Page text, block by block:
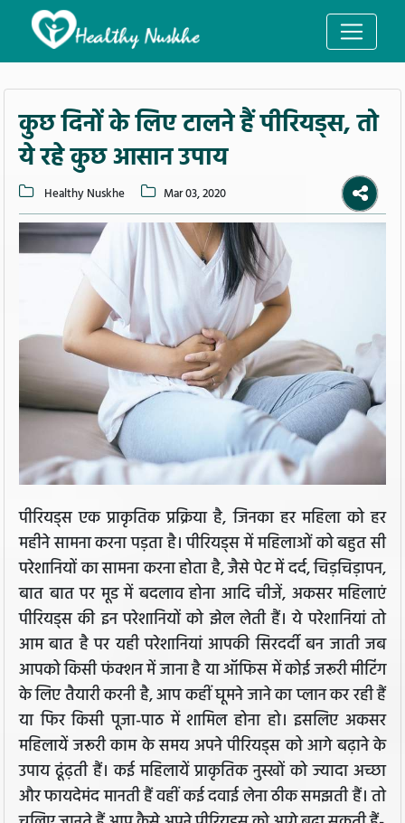
कुछ दिनों के लिए टालने हैं पीरियड्स, तो
ये रहे कुछ आसान उपाय
Healthy Nuskhe Mar 03, 2020
पीरियड्स एक प्राकृतिक प्रक्रिया है, जिनका हर महिला को हर
महीने सामना करना पड़ता है। पीरियड्स में महिलाओं को बहुत सी
परेशानियों का सामना करना होता है, जैसे पेट में दर्द, चिड़चिड़ापन,
बात बात पर मूड में बदलाव होना आदि चीजें, अकसर महिलाएं
पीरियड्स की इन परेशानियों को झेल लेती हैं। ये परेशानियां तो
आम बात है पर यही परेशानियां आपकी सिरदर्दी बन जाती जब
आपको किसी फंक्शन में जाना है या ऑफिस में कोई जरूरी मीटिंग
के लिए तैयारी करनी है, आप कहीं घूमने जाने का प्लान कर रही हैं
या फिर किसी पूजा-पाठ में शामिल होना हो। इसलिए अकसर
महिलायें जरूरी काम के समय अपने पीरियड्स को आगे बढ़ाने के
उपाय ढूंढ़ती हैं। कई महिलायें प्राकृतिक नुस्खों को ज्यादा अच्छा
और फायदेमंद मानती हैं वहीं कई दवाई लेना ठीक समझती हैं। तो